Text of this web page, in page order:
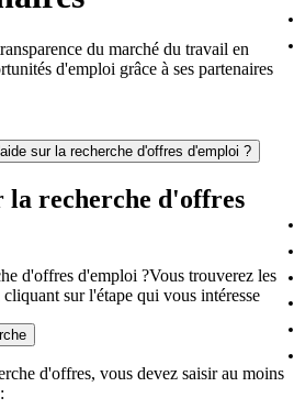
du marché du travail en
d'emploi grâce à ses partenaires
sur la recherche d'offres d'emploi ?
la recherche d'offres
d'offres d'emploi ?Vous trouverez les
sur l'étape qui vous intéresse
d'offres, vous devez saisir au moins